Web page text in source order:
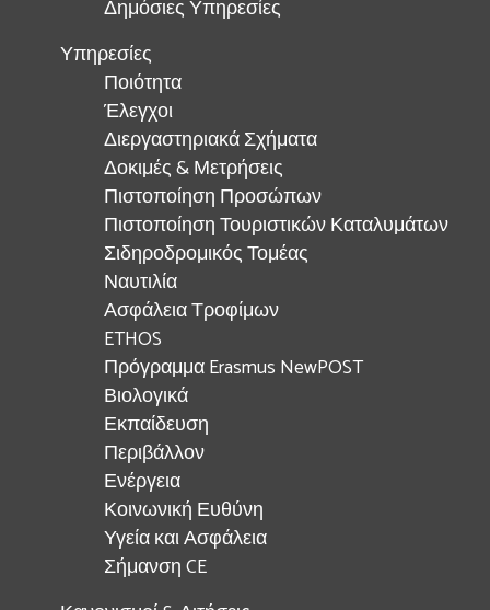
Δημόσιες Υπηρεσίες
Υπηρεσίες
Ποιότητα
Έλεγχοι
Διεργαστηριακά Σχήματα
Δοκιμές & Μετρήσεις
Πιστοποίηση Προσώπων
Πιστοποίηση Τουριστικών Καταλυμάτων
Σιδηροδρομικός Τομέας
Ναυτιλία
Ασφάλεια Τροφίμων
ETHOS
Πρόγραμμα Erasmus NewPOST
Βιολογικά
Εκπαίδευση
Περιβάλλον
Ενέργεια
Κοινωνική Ευθύνη
Υγεία και Ασφάλεια
Σήμανση CE